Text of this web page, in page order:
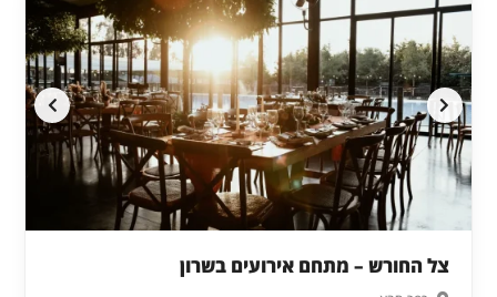
צל החורש – מתחם אירועים בשרון